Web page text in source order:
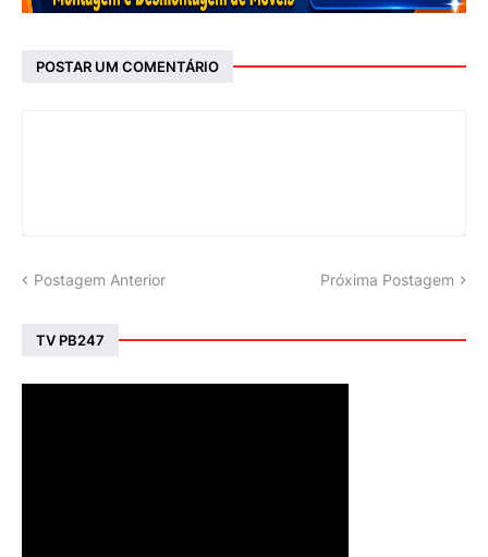
POSTAR UM COMENTÁRIO
Postagem Anterior Próxima Postagem
TV PB247